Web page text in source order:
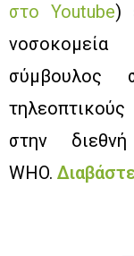
στο Youtube)
σύμβουλος
στην
WHO.